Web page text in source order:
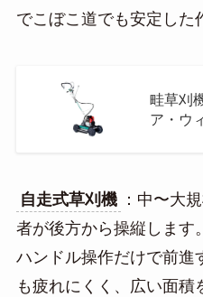
でこぼこ道でも安定した
畦草刈
ア・ウ
自走式草刈機
：中〜大
者が後方から操縦します。
ハンドル操作だけで前進
も疲れにくく、広い面積